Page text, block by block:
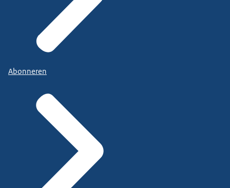
Abonneren